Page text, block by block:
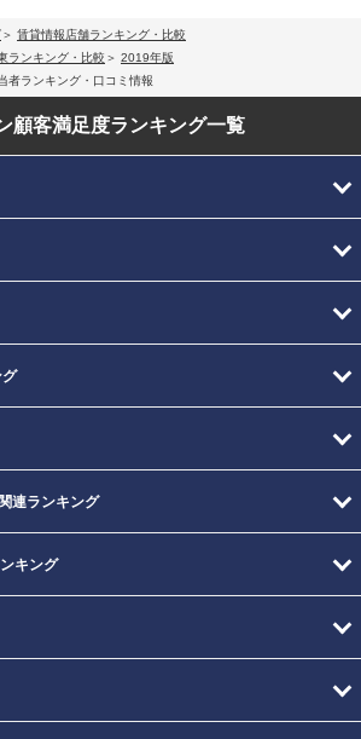
賃貸情報店舗ランキング・比較
ランキング・比較
2019年版
者ランキング・口コミ情報
顧客満足度ランキング一覧
グ
関連ランキング
キング